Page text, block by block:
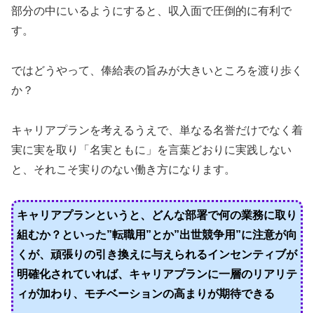
部分の中にいるようにすると、収入面で圧倒的に有利で
す。
ではどうやって、俸給表の旨みが大きいところを渡り歩く
か？
キャリアプランを考えるうえで、単なる名誉だけでなく着
実に実を取り「名実ともに」を言葉どおりに実践しない
と、それこそ実りのない働き方になります。
キャリアプランというと、どんな部署で何の業務に取り
組むか？といった”転職用”とか”出世競争用”に注意が向
くが、頑張りの引き換えに与えられるインセンティブが
明確化されていれば、キャリアプランに一層のリアリテ
ィが加わり、モチベーションの高まりが期待できる